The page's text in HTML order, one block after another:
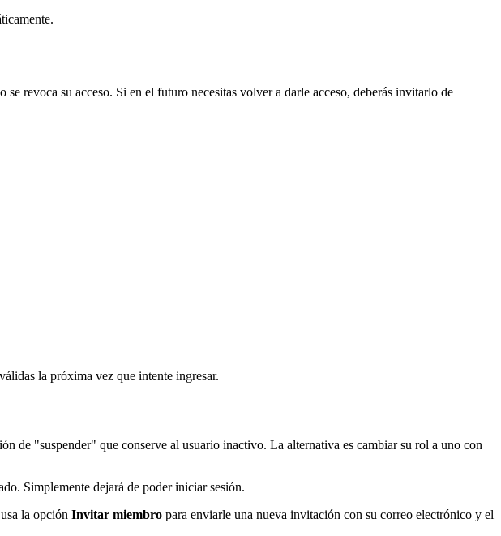
revoca su acceso. Si en el futuro necesitas volver a darle acceso, deberás invitarlo de
la próxima vez que intente ingresar.
de "suspender" que conserve al usuario inactivo. La alternativa es cambiar su rol a uno con
Simplemente dejará de poder iniciar sesión.
la opción Invitar miembro para enviarle una nueva invitación con su correo electrónico y el